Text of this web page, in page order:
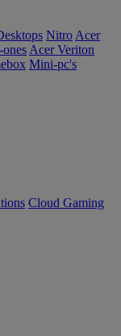
Nitro Acer
Acer Veriton
Mini-pc's
Cloud Gaming